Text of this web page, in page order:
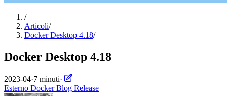
/
Articoli/
Docker Desktop 4.18/
Docker Desktop 4.18
2023-04·7 minuti·
Esterno DockerBlog Release